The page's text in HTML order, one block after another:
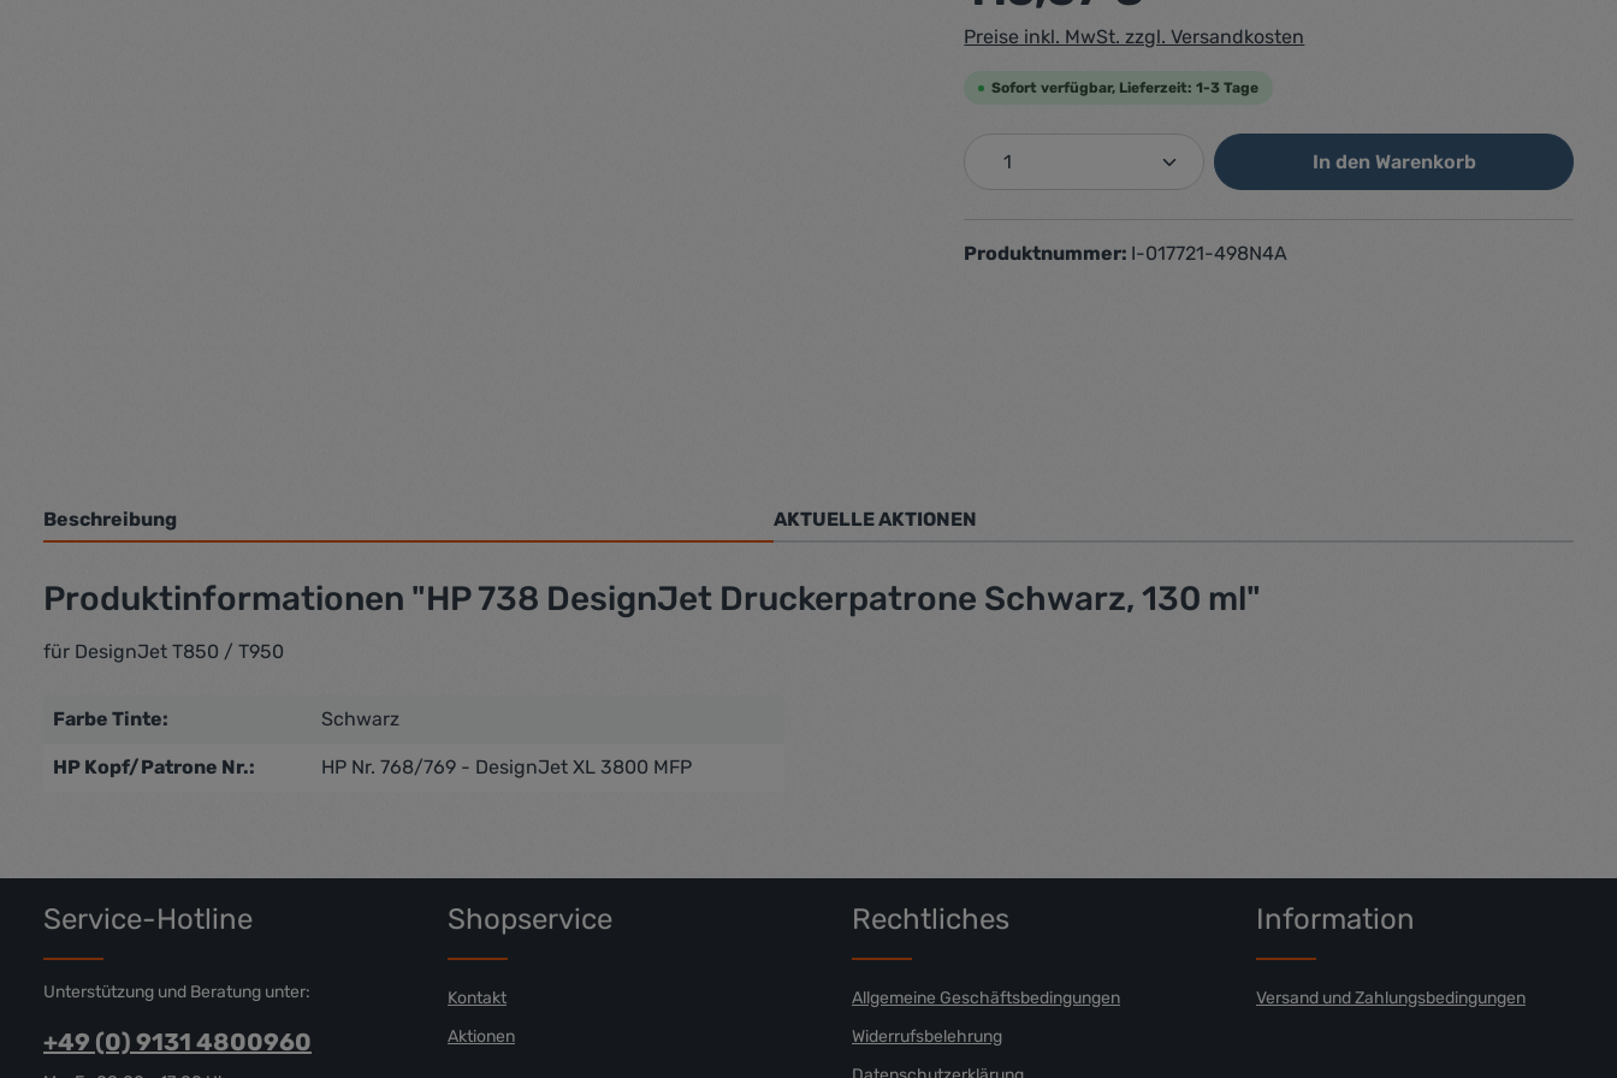
Preise inkl. MwSt. zzgl. Versandkosten
Sofort verfügbar, Lieferzeit: 1-3 Tage
Produkt Anzahl: Gib den gewünschten Wert ein
In den Warenkorb
Produktnummer: I-017721-498N4A
Beschreibung AKTUELLE AKTIONEN
Produktinformationen "HP 738 DesignJet Druckerpatrone Schwarz, 130 ml"
für DesignJet T850 / T950
Farbe Tinte: Schwarz
HP Kopf/Patrone Nr.: HP Nr. 768/769 - DesignJet XL 3800 MFP
Service-Hotline
Unterstützung und Beratung unter:
+49 (0) 9131 4800960
Shopservice
Kontakt
Aktionen
Rechtliches
Allgemeine Geschäftsbedingungen
Widerrufsbelehrung
Information
Versand und Zahlungsbedingungen